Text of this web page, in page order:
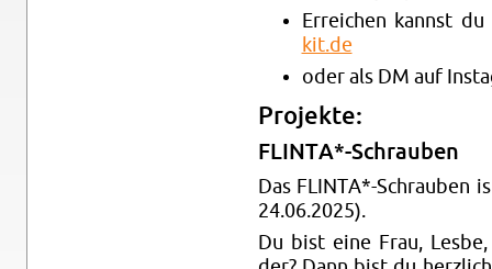
Er­rei­chen kannst
kit.​de
oder als DM auf
Pro­jek­te:
FLIN­TA*-Schrau­ben
Das FLIN­TA*-Schrau­ben
24.06.2025).
Du bist eine Frau,